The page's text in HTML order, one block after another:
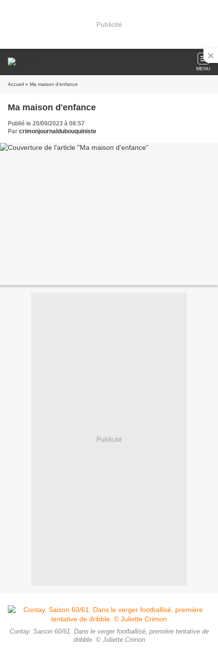
Publicité
MENU
Accueil » Ma maison d'enfance
Ma maison d'enfance
Publié le 20/09/2023 à 08:57
Par crimonjournaldubouquiniste
Publicité
Contay. Saison 60/61. Dans le verger footballisé, première tentative de
dribble. © Juliette Crimon